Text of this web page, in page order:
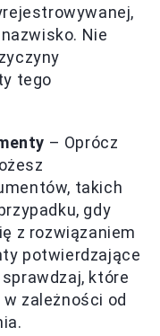
Nie
tego
– Oprócz
takich
gdy
z rozwiązaniem
potwierdzające
które
zależności od